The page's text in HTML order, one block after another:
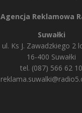
Agencja Reklamowa
Suwałki
ul. Ks J. Zawadzkiego 2
16-400 Suwałki
tel. (087) 566 62 10